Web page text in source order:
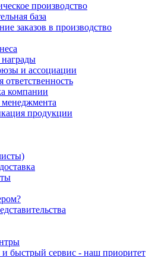
производство
база
заказов в производство
и ассоциации
ответственность
компании
продукции
быстрый сервис - наш приоритет